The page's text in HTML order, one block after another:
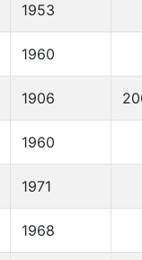
1953
1960
1906
1960
1971
1968